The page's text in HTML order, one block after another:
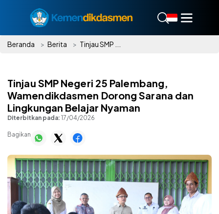
Beranda Berita Tinjau SMP ...
Tinjau SMP Negeri 25 Palembang,
Wamendikdasmen Dorong Sarana dan
Lingkungan Belajar Nyaman
Diterbitkan pada: 17/04/2026
Bagikan